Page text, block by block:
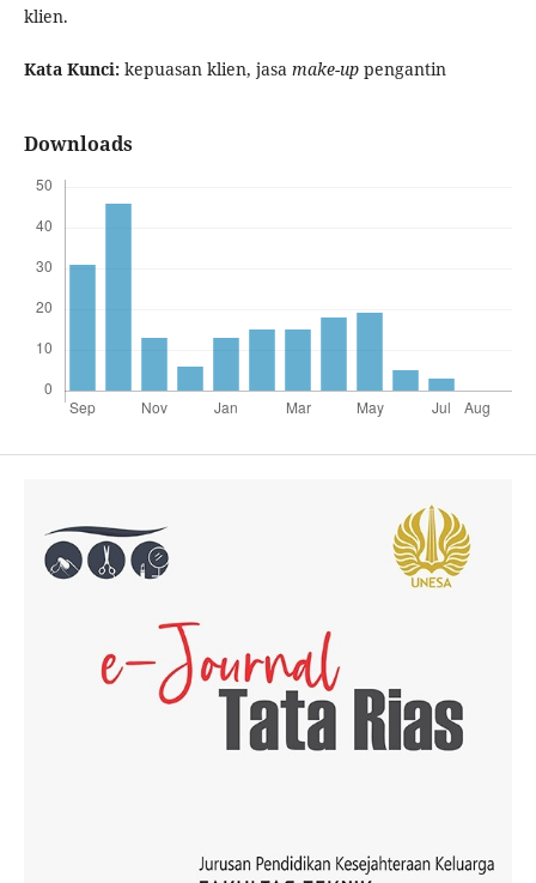
klien.
Kata Kunci: kepuasan klien, jasa make-up pengantin
Downloads